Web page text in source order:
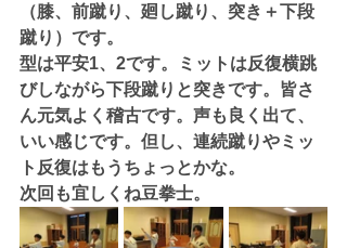
（膝、前蹴り、廻し蹴り、突き＋下段
蹴り）です。
型は平安1、2です。ミットは反復横跳
びしながら下段蹴りと突きです。皆さ
ん元気よく稽古です。声も良く出て、
いい感じです。但し、連続蹴りやミッ
ト反復はもうちょっとかな。
次回も宜しくね豆拳士。